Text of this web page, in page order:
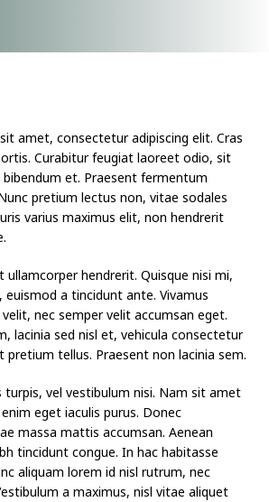
amet, consectetur adipiscing elit. Cras
Curabitur feugiat laoreet odio, sit
et. Praesent fermentum
pretium lectus non, vitae sodales
varius maximus elit, non hendrerit
ullamcorper hendrerit. Quisque nisi mi,
a tincidunt ante. Vivamus
nec semper velit accumsan eget.
lacinia sed nisl et, vehicula consectetur
tellus. Praesent non lacinia sem.
turpis, vel vestibulum nisi. Nam sit amet
eget iaculis purus. Donec
massa mattis accumsan. Aenean
tincidunt congue. In hac habitasse
aliquam lorem id nisl rutrum, nec
a maximus, nisl vitae aliquet